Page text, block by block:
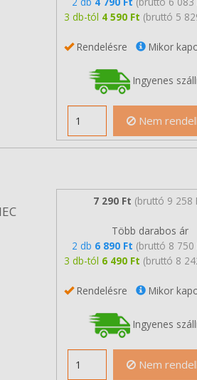
3 db-tól 4 590 Ft (bruttó 5
Rendelésre Mikor
Ingyenes
Nem
7 290 Ft (bruttó 9 258
Több darabos ár
2 db 6 890 Ft (bruttó 8 750
3 db-tól 6 490 Ft (bruttó 8
Rendelésre Mikor
Ingyenes
Nem